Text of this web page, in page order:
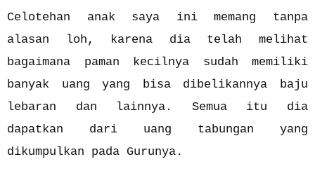
Celotehan anak saya ini memang tanpa
alasan loh, karena dia telah melihat
bagaimana paman kecilnya sudah memiliki
banyak uang yang bisa dibelikannya baju
lebaran dan lainnya. Semua itu dia
dapatkan dari uang tabungan yang
dikumpulkan pada Gurunya.